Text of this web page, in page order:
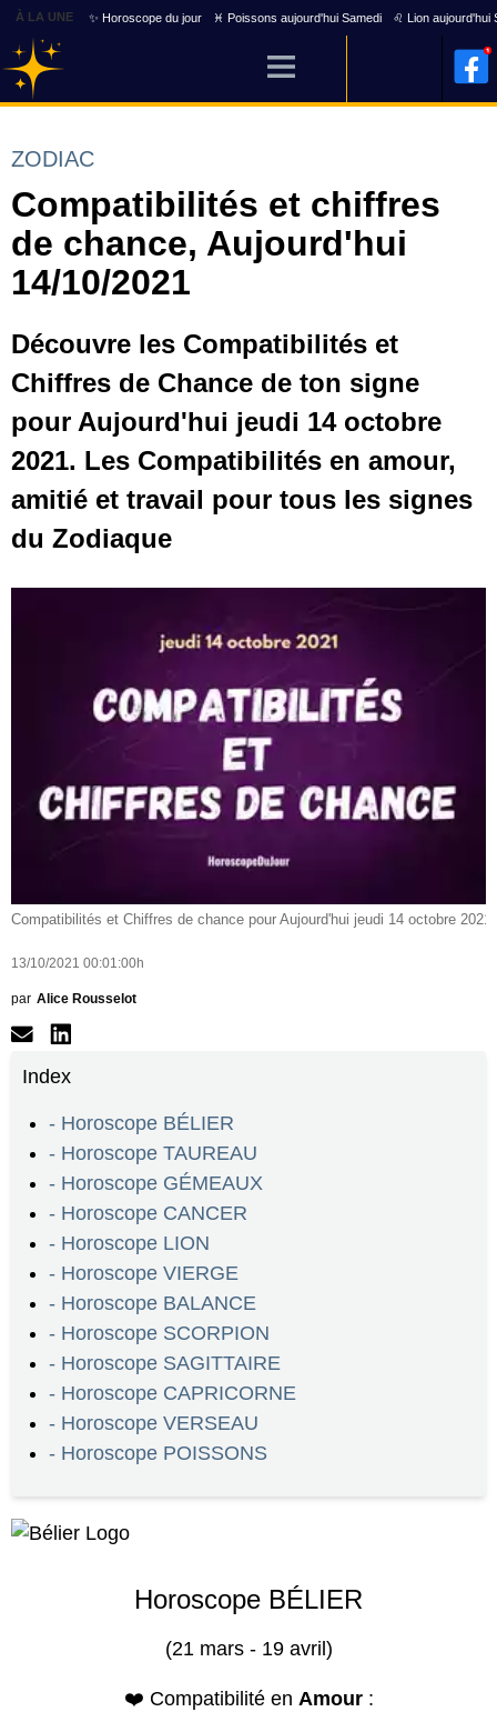
À LA UNE ✨ Horoscope du jour ♓ Poissons aujourd'hui Samedi ♌ Lion aujourd'hui
ZODIAC
Compatibilités et chiffres
de chance, Aujourd'hui
14/10/2021
Découvre les Compatibilités et
Chiffres de Chance de ton signe
pour Aujourd'hui jeudi 14 octobre
2021. Les Compatibilités en amour,
amitié et travail pour tous les signes
du Zodiaque
Compatibilités et Chiffres de chance pour Aujourd'hui jeudi 14 octobre
13/10/2021 00:01:00h
par Alice Rousselot
Index
- Horoscope BÉLIER
- Horoscope TAUREAU
- Horoscope GÉMEAUX
- Horoscope CANCER
- Horoscope LION
- Horoscope VIERGE
- Horoscope BALANCE
- Horoscope SCORPION
- Horoscope SAGITTAIRE
- Horoscope CAPRICORNE
- Horoscope VERSEAU
- Horoscope POISSONS
Horoscope BÉLIER
(21 mars - 19 avril)
❤️ Compatibilité en Amour: